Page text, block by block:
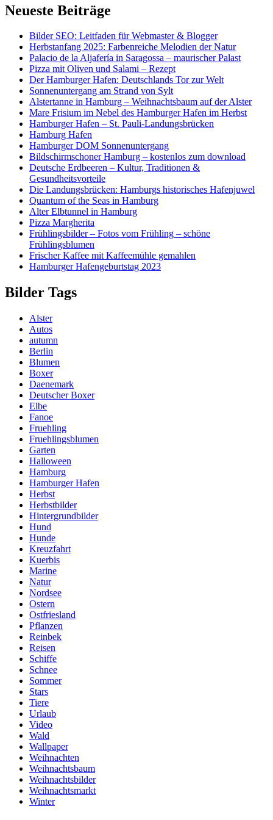
Neueste Beiträge
Bilder SEO: Leitfaden für Webmaster & Blogger
Herbstanfang 2025: Farbenreiche Melodien der Natur
Palacio de la Aljafería in Saragossa – maurischer Palast
Pizza mit Oliven und Salami – Rezept
Der Hamburger Hafen: Deutschlands Tor zur Welt
Sonnenuntergang am Strand von Sylt
Alstertanne in Hamburg – Weihnachtsbaum auf der Alster
Mare Frisium im Nebel des Hamburger Hafen im Herbst
Hamburger Hafen – St. Pauli-Landungsbrücken
Hamburg Hafen
Hamburger DOM Sonnenuntergang
Bildschirmschoner Hamburg – kostenlos zum download
Deutsche Erdbeeren – Kultur, Traditionen &
Gesundheitsvorteile
Die Landungsbrücken: Hamburgs historisches Hafenjuwel
Quantum of the Seas in Hamburg
Alter Elbtunnel in Hamburg
Pizza Margherita
Frühlingsbilder – Fotos vom Frühling – schöne
Frühlingsblumen
Frischer Kaffee mit Kaffeemühle gemahlen
Hamburger Hafengeburtstag 2023
Bilder Tags
Alster
Autos
autumn
Berlin
Blumen
Boxer
Daenemark
Deutscher Boxer
Elbe
Fanoe
Fruehling
Fruehlingsblumen
Garten
Halloween
Hamburg
Hamburger Hafen
Herbst
Herbstbilder
Hintergrundbilder
Hund
Hunde
Kreuzfahrt
Kuerbis
Marine
Natur
Nordsee
Ostern
Ostfriesland
Pflanzen
Reinbek
Reisen
Schiffe
Schnee
Sommer
Stars
Tiere
Urlaub
Video
Wald
Wallpaper
Weihnachten
Weihnachtsbaum
Weihnachtsbilder
Weihnachtsmarkt
Winter